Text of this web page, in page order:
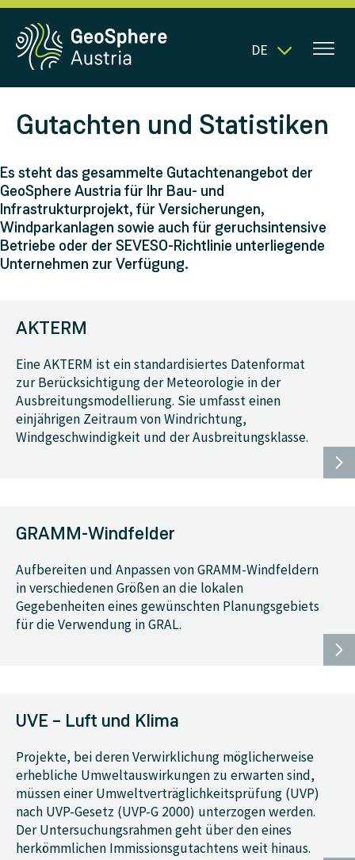
DE
Gutachten und Statistiken
Es steht das gesammelte Gutachtenangebot der
GeoSphere Austria für Ihr Bau- und
Infrastrukturprojekt, für Versicherungen,
Windparkanlagen sowie auch für geruchsintensive
Betriebe oder der SEVESO-Richtlinie unterliegende
Unternehmen zur Verfügung.
AKTERM
Eine AKTERM ist ein standardisiertes Datenformat
zur Berücksichtigung der Meteorologie in der
Ausbreitungsmodellierung. Sie umfasst einen
einjährigen Zeitraum von Windrichtung,
Windgeschwindigkeit und der Ausbreitungsklasse.
GRAMM-Windfelder
Aufbereiten und Anpassen von GRAMM-Windfeldern
in verschiedenen Größen an die lokalen
Gegebenheiten eines gewünschten Planungsgebiets
für die Verwendung in GRAL.
UVE – Luft und Klima
Projekte, bei deren Verwirklichung möglicherweise
erhebliche Umweltauswirkungen zu erwarten sind,
müssen einer Umweltverträglichkeitsprüfung (UVP)
nach UVP-Gesetz (UVP-G 2000) unterzogen werden.
Der Untersuchungsrahmen geht über den eines
herkömmlichen Immissionsgutachtens weit hinaus.